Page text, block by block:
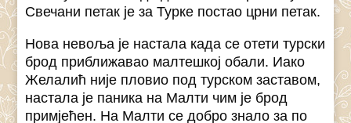
Свечани петак је за Турке постао црни петак.
Нова невоља је настала када се отети турски
брод приближавао малтешкој обали. Иако
Желалић није пловио под турском заставом,
настала је паника на Малти чим је брод
примјећен. На Малти се добро знало за по